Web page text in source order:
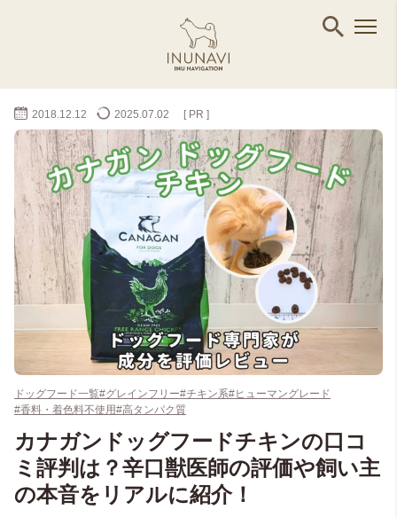
2018.12.12 2025.07.02 [ PR ]
ドッグフード一覧#グレインフリー#チキン系#ヒューマングレード
#香料・着色料不使用#高タンパク質
カナガンドッグフードチキンの口コ
ミ評判は？辛口獣医師の評価や飼い主
の本音をリアルに紹介！